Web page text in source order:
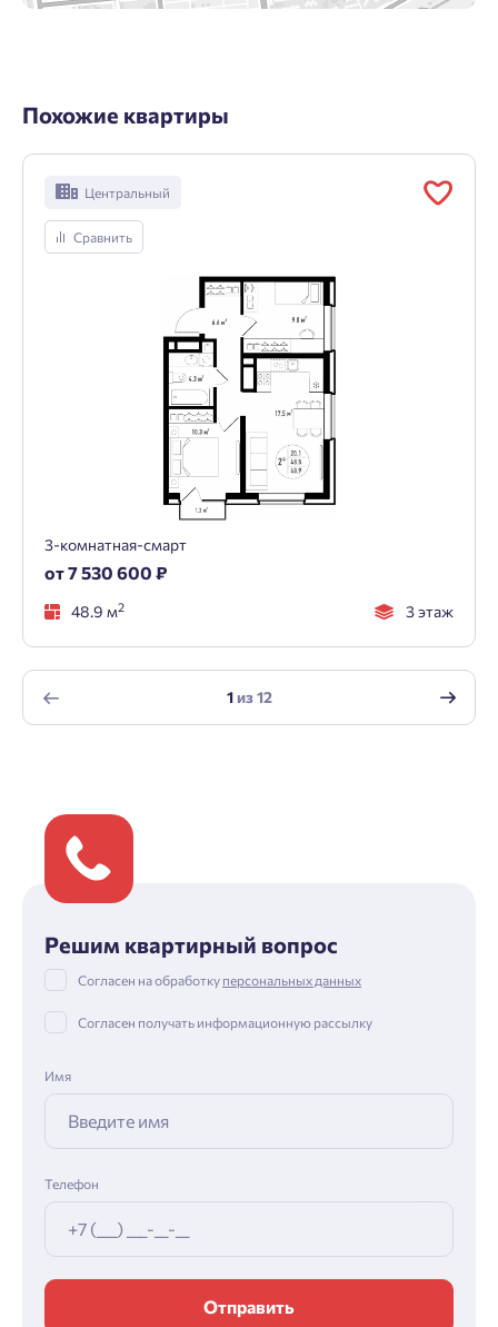
Похожие квартиры
Центральный
Сравнить
3-комнатная-смарт
от 7 530 600 ₽
48.9 м2 3 этаж
1из12
Решим квартирный вопрос
Согласен на обработку персональных данных
Согласен получать информационную рассылку
Имя
Телефон
Отправить